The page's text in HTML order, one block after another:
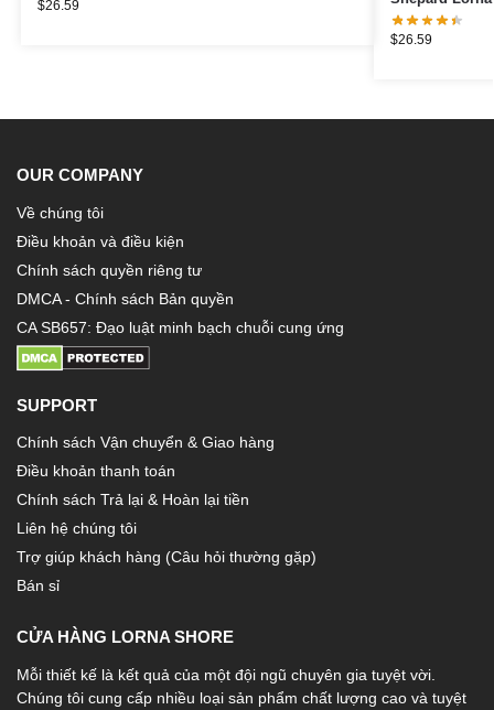
$26.59
$26.59
OUR COMPANY
Về chúng tôi
Điều khoản và điều kiện
Chính sách quyền riêng tư
DMCA - Chính sách Bản quyền
CA SB657: Đạo luật minh bạch chuỗi cung ứng
SUPPORT
Chính sách Vận chuyển & Giao hàng
Điều khoản thanh toán
Chính sách Trả lại & Hoàn lại tiền
Liên hệ chúng tôi
Trợ giúp khách hàng (Câu hỏi thường gặp)
Bán sỉ
CỬA HÀNG LORNA SHORE
Mỗi thiết kế là kết quả của một đội ngũ chuyên gia tuyệt vời.
Chúng tôi cung cấp nhiều loại sản phẩm chất lượng cao và tuyệt